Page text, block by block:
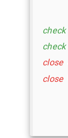
check
check
close
close